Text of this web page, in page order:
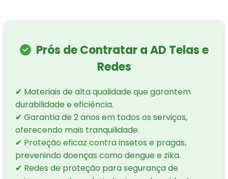
Prós de Contratar a AD Telas e
Redes
✔ Materiais de alta qualidade que garantem
durabilidade e eficiência.
✔ Garantia de 2 anos em todos os serviços,
oferecendo mais tranquilidade.
✔ Proteção eficaz contra insetos e pragas,
prevenindo doenças como dengue e zika.
✔ Redes de proteção para segurança de